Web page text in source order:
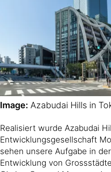
Image: Azabudai Hills in
Realisiert wurde Azabudai
Entwicklungsgesellschaft
sehen unsere Aufgabe in
Entwicklung von